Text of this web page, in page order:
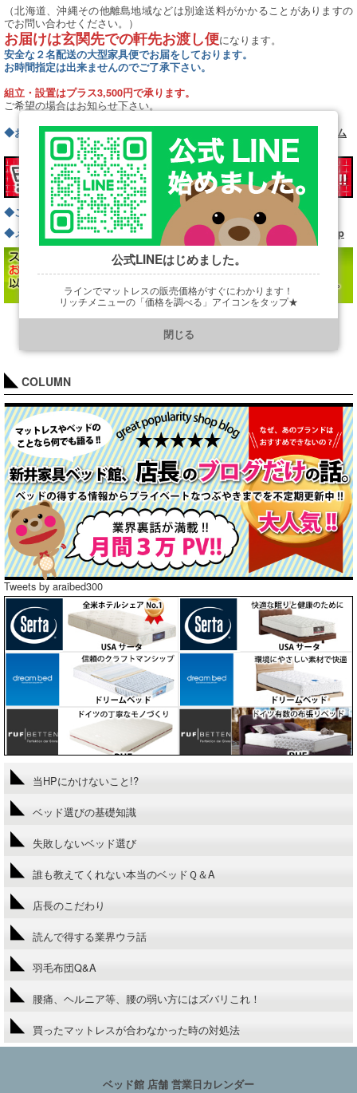
（北海道、沖縄その他離島地域などは別途送料がかかることがありますの
でお問い合わせください。）
お届けは玄関先での軒先お渡し便になります。
安全な２名配送の大型家具便でお届をしております。
お時間指定は出来ませんのでご了承下さい。
組立・設置はプラス3,500円で承ります。
ご希望の場合はお知らせ下さい。
◆お問い合わせフォームはこちら お問い合わせフォーム
◆ご注文フォームはこちらから
ご注文フォーム
◆メールでのご注文またはお問い合わせはこちらから →info@bed.ne.jp
・本体サイズ（シングルサイズ、ダブルサイズ・・・など）
COLUMN
Tweets by araibed300
当HPにかけないこと!?
ベッド選びの基礎知識
失敗しないベッド選び
誰も教えてくれない本当のベッドＱ＆A
店長のこだわり
読んで得する業界ウラ話
羽毛布団Q&A
腰痛、ヘルニア等、腰の弱い方にはズバリこれ！
買ったマットレスが合わなかった時の対処法
ベッド館 店舗 営業日カレンダー
公式LINEはじめました。
ラインでマットレスの販売価格がすぐにわかります！
リッチメニューの「価格を調べる」アイコンをタップ★
https://line.me/R/ti/p/@901ptzjz
閉じる